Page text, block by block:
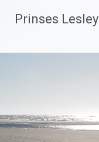
Prinses Lesley